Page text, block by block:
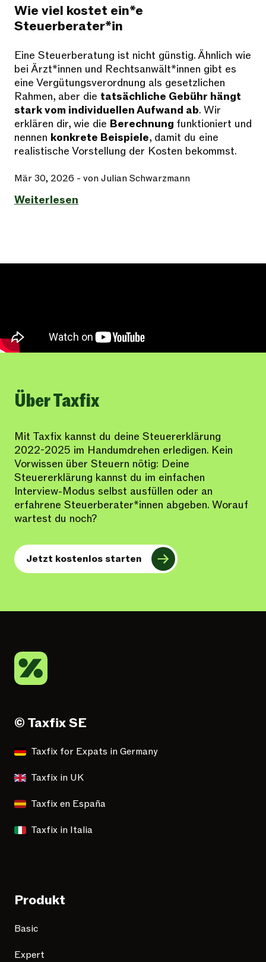
Wie viel kostet ein*e
Steuerberater*in
Eine Steuerberatung ist nicht günstig. Ähnlich wie
bei Ärzt*innen und Rechtsanwält*innen gibt es
eine Vergütungsverordnung als gesetzlichen
Rahmen, aber die tatsächliche Gebühr hängt
stark vom individuellen Aufwand ab. Wir
erklären dir, wie die Berechnung funktioniert und
nennen konkrete Beispiele, damit du eine
realistische Vorstellung der Kosten bekommst.
Mär 30, 2026 - von Julian Schwarzmann
Weiterlesen
Über Taxfix
Mit Taxfix kannst du deine Steuererklärung
2022-2025 im Handumdrehen erledigen. Kein
Vorwissen über Steuern nötig: Deine
Steuererklärung kannst du im einfachen
Interview-Modus selbst ausfüllen oder an
erfahrene Steuerberater*innen abgeben. Worauf
wartest du noch?
Jetzt kostenlos starten
© Taxfix SE
Taxfix for Expats in Germany
Taxfix in UK
Taxfix en España
Taxfix in Italia
Produkt
Basic
Expert